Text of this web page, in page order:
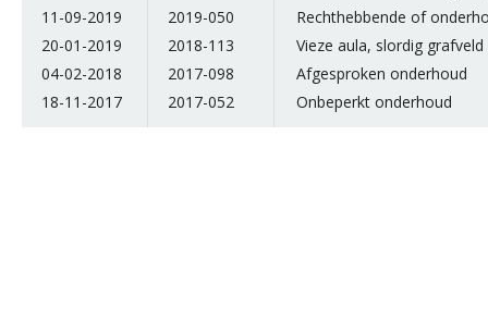
11-09-2019
2019-050
Rechthebbende of
20-01-2019
2018-113
Vieze aula, slordig grafveld
04-02-2018
2017-098
Afgesproken onderhoud
18-11-2017
2017-052 Onbeperkt onderhoud